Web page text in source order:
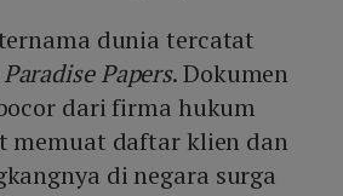
dunia tercatat
Paradise Papers. Dokumen
dari firma hukum
memuat daftar klien dan
di negara surga